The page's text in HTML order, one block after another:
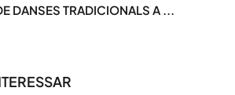
DANSES TRADICIONALS A ...